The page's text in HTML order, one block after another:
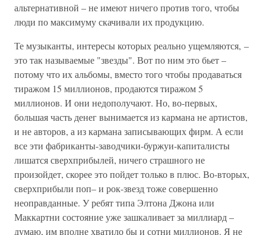
альтернативной – не имеют ничего против того, чтобы
люди по максимуму скачивали их продукцию.
Те музыканты, интересы которых реально ущемляются, –
это так называемые "звезды". Вот по ним это бьет –
потому что их альбомы, вместо того чтобы продаваться
тиражом 15 миллионов, продаются тиражом 5
миллионов. И они недополучают. Но, во-первых,
большая часть денег вынимается из кармана не артистов,
и не авторов, а из кармана записывающих фирм. А если
все эти фабриканты-заводчики-буржуи-капиталисты
лишатся сверхприбылей, ничего страшного не
произойдет, скорее это пойдет только в плюс. Во-вторых,
сверхприбыли поп– и рок-звезд тоже совершенно
неоправданные. У ребят типа Элтона Джона или
Маккартни состояние уже зашкаливает за миллиард –
думаю, им вполне хватило бы и сотни миллионов. Я не